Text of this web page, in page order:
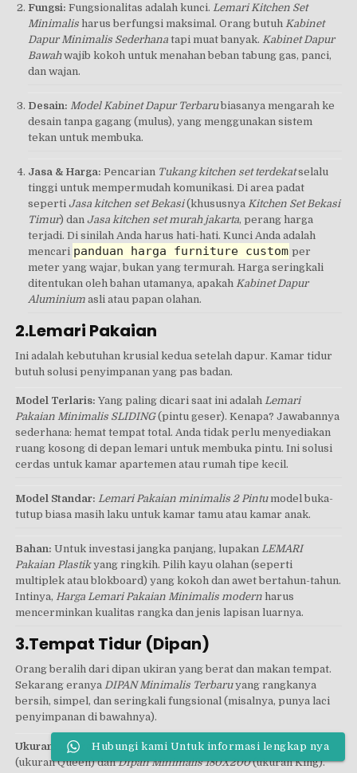
Fungsi: Fungsionalitas adalah kunci. Lemari Kitchen Set
Minimalisharus berfungsi maksimal. Orang butuh Kabinet
Dapur Minimalis Sederhanatapi muat banyak. Kabinet Dapur
Bawahwajib kokoh untuk menahan beban tabung gas, panci,
dan wajan.
Desain: Model Kabinet Dapur Terbarubiasanya mengarah ke
desain tanpa gagang (mulus), yang menggunakan sistem
tekan untuk membuka.
Jasa & Harga: Pencarian Tukang kitchen set terdekatselalu
tinggi untuk mempermudah komunikasi. Di area padat
seperti Jasa kitchen set Bekasi(khususnya Kitchen Set Bekasi
Timur) dan Jasa kitchen set murah jakarta, perang harga
terjadi. Di sinilah Anda harus hati-hati. Kunci Anda adalah
mencari panduan harga furniture custom per
meter yang wajar, bukan yang termurah. Harga seringkali
ditentukan oleh bahan utamanya, apakah Kabinet Dapur
Aluminiumasli atau papan olahan.
2.Lemari Pakaian
Ini adalah kebutuhan krusial kedua setelah dapur. Kamar tidur
butuh solusi penyimpanan yang pas badan.
Model Terlaris: Yang paling dicari saat ini adalahLemari
Pakaian Minimalis SLIDING(pintu geser). Kenapa? Jawabannya
sederhana: hemat tempat total. Anda tidak perlu menyediakan
ruang kosong di depan lemari untuk membuka pintu. Ini solusi
cerdas untuk kamar apartemen atau rumah tipe kecil.
Model Standar: Lemari Pakaian minimalis 2 Pintumodel buka-
tutup biasa masih laku untuk kamar tamu atau kamar anak.
Bahan: Untuk investasi jangka panjang, lupakanLEMARI
Pakaian Plastikyang ringkih. Pilih kayu olahan (seperti
multiplek atau blokboard) yang kokoh dan awet bertahun-tahun.
Intinya,Harga Lemari Pakaian Minimalis modern harus
mencerminkan kualitas rangka dan jenis lapisan luarnya.
3.Tempat Tidur (Dipan)
Orang beralih dari dipan ukiran yang berat dan makan tempat.
Sekarang eranyaDIPAN Minimalis Terbaruyang rangkanya
bersih, simpel, dan seringkali fungsional (misalnya, punya laci
penyimpanan di bawahnya).
Ukuran: Ukuran terlaris adalahDIPAN Minimalis 160X200
(ukuran Queen) danDIpan Minimalis 180X200(ukuran King).
Hubungi kami Untuk informasi lengkap nya